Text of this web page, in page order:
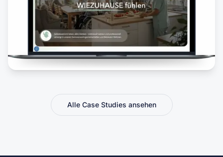
Alle Case Studies ansehen